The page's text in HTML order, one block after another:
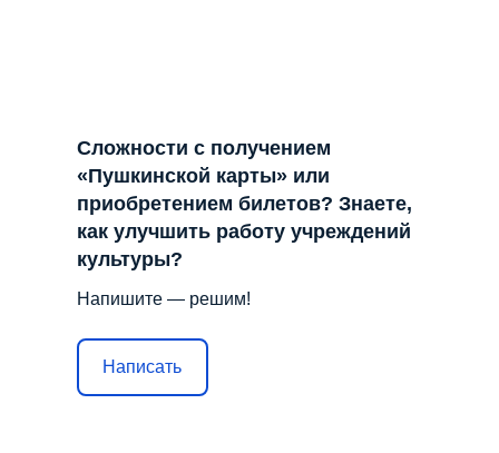
Сложности с получением
«Пушкинской карты» или
приобретением билетов? Знаете,
как улучшить работу учреждений
культуры?
Напишите — решим!
Написать